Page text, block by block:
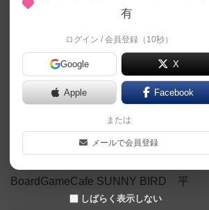
https://www.youtube.com/
かなりボリュームがあるゲームなので
ご覧くださいませ〜＾ー＾
BoardGameCafe SUNNY BIRD 平
有
ログイン / 会員登録（10秒）
Google X
Apple Facebook
または
メールで会員登録
しばらく表示しない